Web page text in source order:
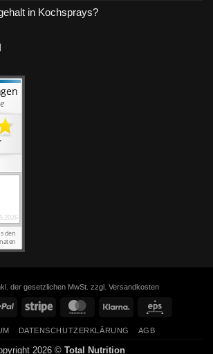
in Kochsprays?
der gesetzlichen MwSt. zzgl. Versandkosten
PayPal Stripe MasterCard Klarna
DATENSCHUTZERKLÄRUNG AGB
2026 © Total Nutrition